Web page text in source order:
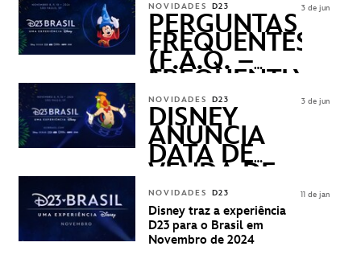
NOVIDADES D23
PERGUNTAS
FREQUENTES
(F.A.Q. –
FREQUENTLY
ASKED
QUESTIONS)
3 de jun
NOVIDADES D23
DISNEY
ANUNCIA
DATA DE
VENDA DE
INGRESSOS
PARA A D23
BRASIL -
UMA
3 de jun
NOVIDADES D23
Disney traz a experiência
D23 para o Brasil em
Novembro de 2024
11 de jan